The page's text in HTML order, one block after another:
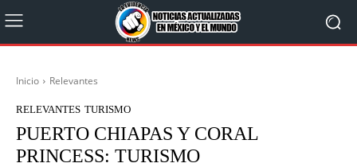
Inicio Relevantes
RELEVANTES TURISMO
PUERTO CHIAPAS Y CORAL
PRINCESS: TURISMO